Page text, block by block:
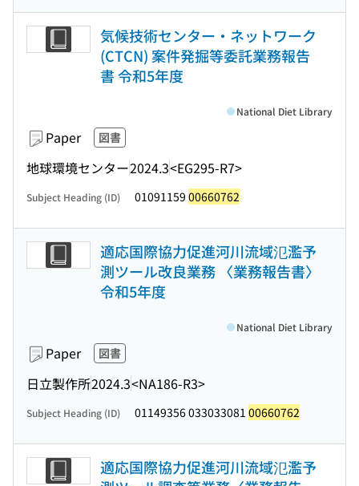
気候技術センター・ネットワーク
(CTCN) 案件発掘等委託業務報告
書 令和5年度
Paper 図書
地球環境センター2024.3<EG295-R7>
National Diet Library
Subject Heading (ID) 01091159 00660762
適応国際協力促進河川流域氾濫予
測ツール改良業務 〈業務報告書〉
令和5年度
Paper 図書
日立製作所2024.3<NA186-R3>
National Diet Library
Subject Heading (ID) 01149356 033033081 00660762
適応国際協力促進河川流域氾濫予